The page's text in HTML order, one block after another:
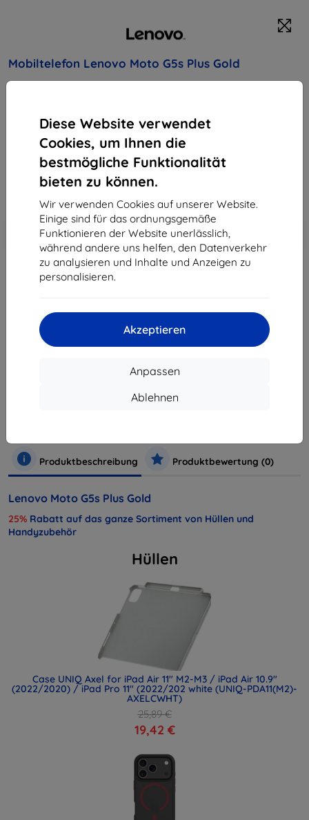
Diese Website verwendet
Cookies, um Ihnen die
bestmögliche Funktionalität
bieten zu können.
Wir verwenden Cookies auf unserer Website.
Einige sind für das ordnungsgemäße
Funktionieren der Website unerlässlich,
während andere uns helfen, den Datenverkehr
zu analysieren und Inhalte und Anzeigen zu
personalisieren.
Akzeptieren
Anpassen
Ablehnen
Mobiltelefon Lenovo Moto G5s Plus Gold
243,90 €
219,51 €
-10%
Rabatt mit Gutschein
EXTRA10
Warenkorb
ausverkauft
Produktbeschreibung Produktbewertung (0)
Lenovo Moto G5s Plus Gold
25% Rabatt auf das ganze Sortiment von Hüllen und
Handyzubehör
Hüllen
Case UNIQ Axel for iPad Air 11" M2-M3 / iPad Air 10.9"
(2022/2020) / iPad Pro 11" (2022/202 white (UNIQ-PDA11(M2)-
AXELCWHT)
25,89 €
19,42 €